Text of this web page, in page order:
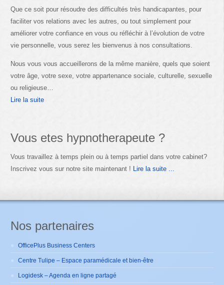
Que ce soit pour résoudre des difficultés très handicapantes, pour
faciliter vos relations avec les autres, ou tout simplement pour
améliorer votre confiance en vous ou réfléchir à l’évolution de votre
vie personnelle, vous serez les bienvenus à nos consultations.
Nous vous vous accueillerons de la même manière, quels que soient
votre âge, votre sexe, votre appartenance sociale, culturelle, sexuelle
ou religieuse…
Lire la suite
Vous etes hypnotherapeute ?
Vous travaillez à temps plein ou à temps partiel dans votre cabinet?
Inscrivez vous sur notre site maintenant ! Lire la suite ...
Nos partenaires
OfficePlus Business Centers
Centre Tulipe – Espace paramédicale et bien-être
Logidesk – Agenda en ligne partagé